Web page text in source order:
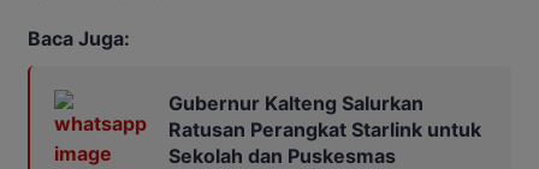
Baca Juga:
Gubernur Kalteng Salurkan
Ratusan Perangkat Starlink untuk
Sekolah dan Puskesmas